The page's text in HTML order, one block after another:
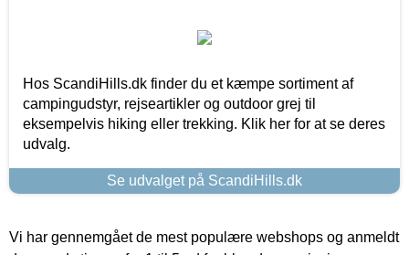
Hos ScandiHills.dk finder du et kæmpe sortiment af
campingudstyr, rejseartikler og outdoor grej til
eksempelvis hiking eller trekking. Klik her for at se deres
udvalg.
Se udvalget på ScandiHills.dk
Vi har gennemgået de mest populære webshops og anmeldt